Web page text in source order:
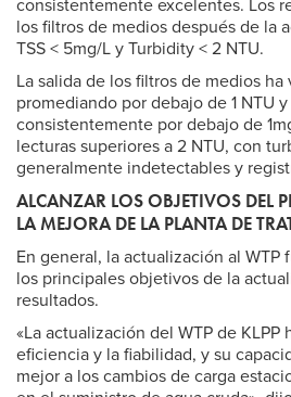
consistentemente excelentes. Los
los filtros de medios después de la
TSS < 5mg/L y Turbidity < 2 NTU.
La salida de los filtros de medios
promediando por debajo de 1 NTU y
consistentemente por debajo de
lecturas superiores a 2 NTU, con
generalmente indetectables y
ALCANZAR LOS OBJETIVOS DEL
LA MEJORA DE LA PLANTA DE
En general, la actualización al WTP
los principales objetivos de la
resultados.
«La actualización del WTP de KLPP
eficiencia y la fiabilidad, y su
mejor a los cambios de carga